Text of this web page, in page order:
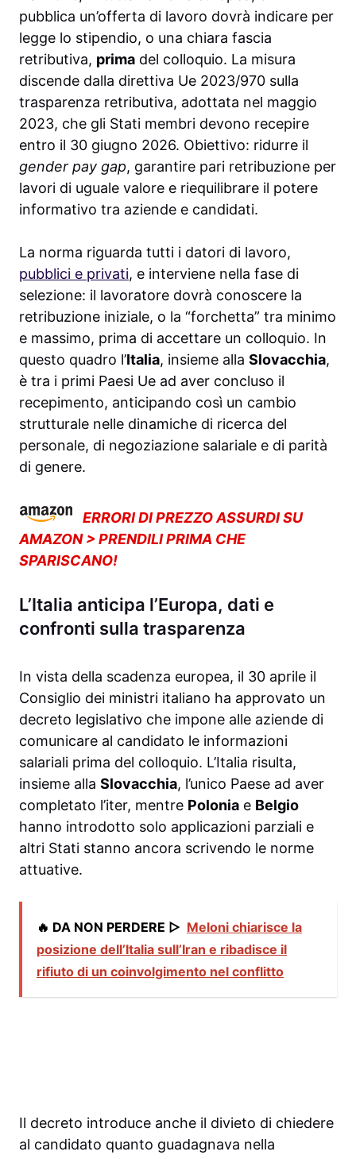
pubblica un’offerta di lavoro dovrà indicare per
legge lo stipendio, o una chiara fascia
retributiva, prima del colloquio. La misura
discende dalla direttiva Ue 2023/970 sulla
trasparenza retributiva, adottata nel maggio
2023, che gli Stati membri devono recepire
entro il 30 giugno 2026. Obiettivo: ridurre il
gender pay gap, garantire pari retribuzione per
lavori di uguale valore e riequilibrare il potere
informativo tra aziende e candidati.
La norma riguarda tutti i datori di lavoro,
pubblici e privati, e interviene nella fase di
selezione: il lavoratore dovrà conoscere la
retribuzione iniziale, o la “forchetta” tra minimo
e massimo, prima di accettare un colloquio. In
questo quadro l’Italia, insieme alla Slovacchia,
è tra i primi Paesi Ue ad aver concluso il
recepimento, anticipando così un cambio
strutturale nelle dinamiche di ricerca del
personale, di negoziazione salariale e di parità
di genere.
ERRORI DI PREZZO ASSURDI SU
AMAZON > PRENDILI PRIMA CHE
SPARISCANO!
L’Italia anticipa l’Europa, dati e
confronti sulla trasparenza
In vista della scadenza europea, il 30 aprile il
Consiglio dei ministri italiano ha approvato un
decreto legislativo che impone alle aziende di
comunicare al candidato le informazioni
salariali prima del colloquio. L’Italia risulta,
insieme alla Slovacchia, l’unico Paese ad aver
completato l’iter, mentre Polonia e Belgio
hanno introdotto solo applicazioni parziali e
altri Stati stanno ancora scrivendo le norme
attuative.
🔥 DA NON PERDERE ▷ Meloni chiarisce la
posizione dell’Italia sull’Iran e ribadisce il
rifiuto di un coinvolgimento nel conflitto
Il decreto introduce anche il divieto di chiedere
al candidato quanto guadagnava nella